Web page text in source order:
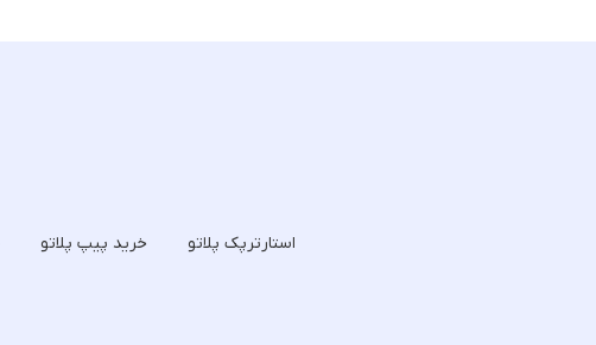
استارترپک پلاتو خرید پیپ پلاتو